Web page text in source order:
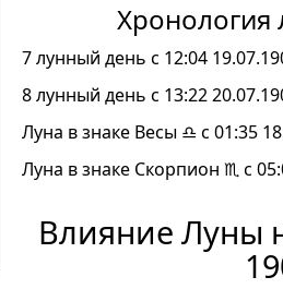
Хронология
7 лунный день с 12:04
8 лунный день с 13:22
Луна в знаке Весы ♎ с 01:35
Луна в знаке Скорпион ♏ с
Влияние Луны